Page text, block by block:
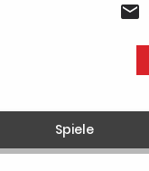
email
Spiele